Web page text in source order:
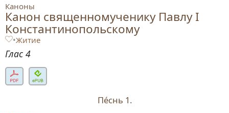
Каноны
Канон священномученику Павлу I
Константинопольскому
•Житие
Глас 4
Пе́снь 1.